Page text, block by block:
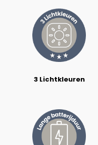
3 Lichtkleuren